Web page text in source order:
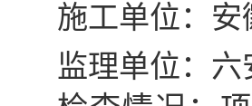
施工单位：
监理单位：